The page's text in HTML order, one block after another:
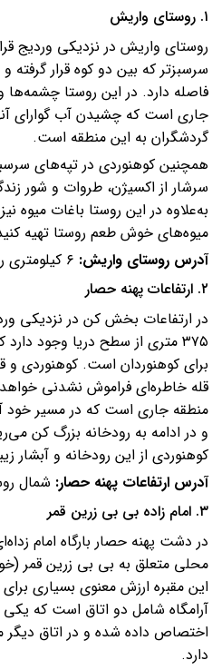
۱. روستای واریش
روستای واریش در نزدیکی وردیج
سرسبزتر که بین دو کوه قرار گرفته و
فاصله دارد. در این روستا
جاری است که چشیدن آب گوارای
گردشگران به این منطقه است.
همچنین کوهنوردی در تپه‌های
سرشار از اکسیژن، طروات و شور
به‌علاوه در این روستا باغات میوه
میوه‌های خوش طعم روستا تهیه
آدرس روستای واریش:
۲. ارتفاعات پهنه حصار
۳۷۵ متری از سطح دریا وجود
برای کوهنوردان است. کوهنوردی و
قله خاطره‌ای فراموش نشدنی
منطقه جاری است که در مسیر خود
و در ادامه به رودخانه بزرگ کن
کوهنوردی از این رودخانه و آبشار
آدرس ارتفاعات پهنه حصار: شمال
۳. امام زاده بی بی زرین قمر
در دشت پهنه حصار بارگاه امام
محلی متعلق به بی بی زرین قمر
این مقبره ارزش معنوی بسیاری
آرامگاه شامل دو اتاق است که یکی
اختصاص داده شده و در اتاق دیگر
دارد.